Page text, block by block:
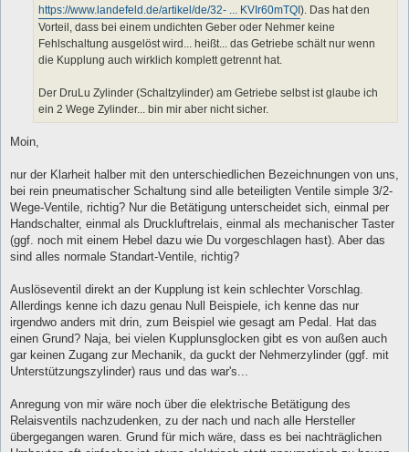
https://www.landefeld.de/artikel/de/32- ... KVIr60mTQI ). Das hat den
Vorteil, dass bei einem undichten Geber oder Nehmer keine
Fehlschaltung ausgelöst wird... heißt... das Getriebe schält nur wenn
die Kupplung auch wirklich komplett getrennt hat.
Der DruLu Zylinder (Schaltzylinder) am Getriebe selbst ist glaube ich
ein 2 Wege Zylinder... bin mir aber nicht sicher.
Moin,
nur der Klarheit halber mit den unterschiedlichen Bezeichnungen von uns,
bei rein pneumatischer Schaltung sind alle beteiligten Ventile simple 3/2-
Wege-Ventile, richtig? Nur die Betätigung unterscheidet sich, einmal per
Handschalter, einmal als Druckluftrelais, einmal als mechanischer Taster
(ggf. noch mit einem Hebel dazu wie Du vorgeschlagen hast). Aber das
sind alles normale Standart-Ventile, richtig?
Auslöseventil direkt an der Kupplung ist kein schlechter Vorschlag.
Allerdings kenne ich dazu genau Null Beispiele, ich kenne das nur
irgendwo anders mit drin, zum Beispiel wie gesagt am Pedal. Hat das
einen Grund? Naja, bei vielen Kupplunsglocken gibt es von außen auch
gar keinen Zugang zur Mechanik, da guckt der Nehmerzylinder (ggf. mit
Unterstützungszylinder) raus und das war's...
Anregung von mir wäre noch über die elektrische Betätigung des
Relaisventils nachzudenken, zu der nach und nach alle Hersteller
übergegangen waren. Grund für mich wäre, dass es bei nachträglichen